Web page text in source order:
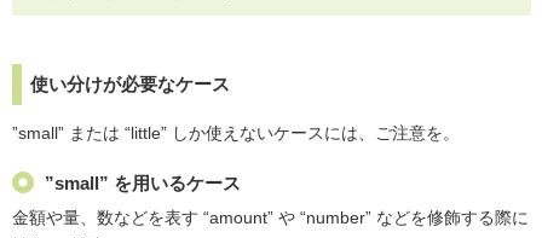
使い分けが必要なケース
”small” または “little” しか使えないケースには、ご注意を。
”small” を用いるケース
金額や量、数などを表す “amount” や “number” などを修飾する際に